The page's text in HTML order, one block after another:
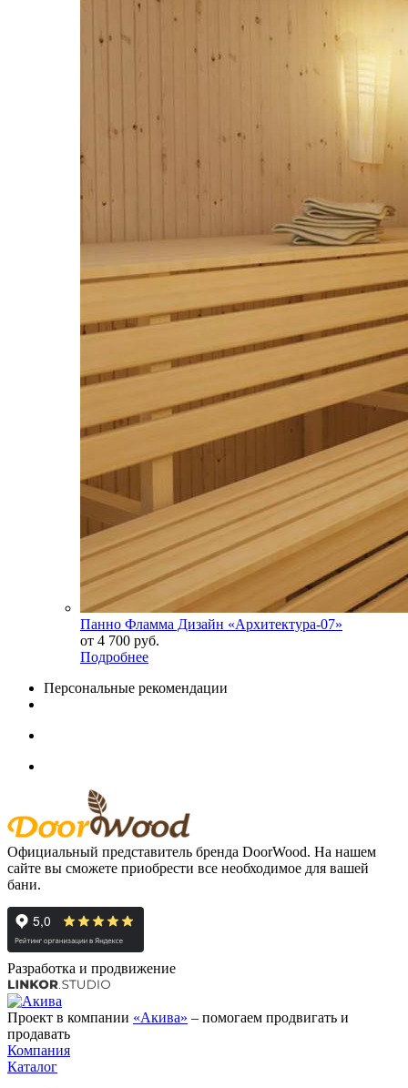
Панно Фламма Дизайн «Архитектура-07»
от 4 700 руб.
Подробнее
Персональные рекомендации
Официальный представитель бренда DoorWood. На нашем
сайте вы сможете приобрести все необходимое для вашей
бани.
Разработка и продвижение
Проект в компании «Акива» – помогаем продвигать и
продавать
Компания
Каталог